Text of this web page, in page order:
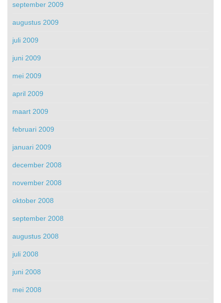
september 2009
augustus 2009
juli 2009
juni 2009
mei 2009
april 2009
maart 2009
februari 2009
januari 2009
december 2008
november 2008
oktober 2008
september 2008
augustus 2008
juli 2008
juni 2008
mei 2008